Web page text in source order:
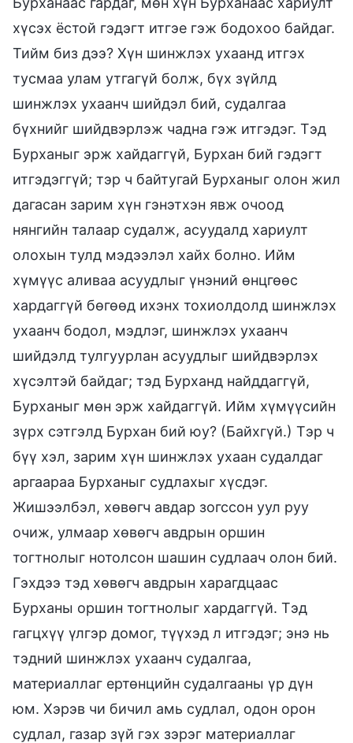
хүсэх ёстой гэдэгт итгэе гэж бодохоо байдаг.
Тийм биз дээ? Хүн шинжлэх ухаанд итгэх
тусмаа улам утгагүй болж, бүх зүйлд
шинжлэх ухаанч шийдэл бий, судалгаа
бүхнийг шийдвэрлэж чадна гэж итгэдэг. Тэд
Бурханыг эрж хайдаггүй, Бурхан бий гэдэгт
итгэдэггүй; тэр ч байтугай Бурханыг олон жил
дагасан зарим хүн гэнэтхэн явж очоод
нянгийн талаар судалж, асуудалд хариулт
олохын тулд мэдээлэл хайх болно. Ийм
хүмүүс аливаа асуудлыг үнэний өнцгөөс
хардаггүй бөгөөд ихэнх тохиолдолд шинжлэх
ухаанч бодол, мэдлэг, шинжлэх ухаанч
шийдэлд тулгуурлан асуудлыг шийдвэрлэх
хүсэлтэй байдаг; тэд Бурханд найддаггүй,
Бурханыг мөн эрж хайдаггүй. Ийм хүмүүсийн
зүрх сэтгэлд Бурхан бий юу? (Байхгүй.) Тэр ч
бүү хэл, зарим хүн шинжлэх ухаан судалдаг
аргаараа Бурханыг судлахыг хүсдэг.
Жишээлбэл, хөвөгч авдар зогссон уул руу
очиж, улмаар хөвөгч авдрын оршин
тогтнолыг нотолсон шашин судлаач олон бий.
Гэхдээ тэд хөвөгч авдрын харагдцаас
Бурханы оршин тогтнолыг хардаггүй. Тэд
гагцхүү үлгэр домог, түүхэд л итгэдэг; энэ нь
тэдний шинжлэх ухаанч судалгаа,
материаллаг ертөнцийн судалгааны үр дүн
юм. Хэрэв чи бичил амь судлал, одон орон
судлал, газар зүй гэх зэрэг материаллаг